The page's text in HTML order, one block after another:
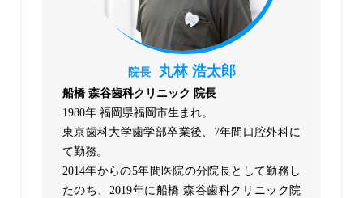
院長 丸林 浩太郎
船橋 森谷歯科クリニック 院長
1980年 福岡県福岡市生まれ。
東京歯科大学歯学部卒業後、7年間口腔外科に
て勤務。
2014年からの5年間医院の分院長として勤務し
たのち、2019年に船橋 森谷歯科クリニック院